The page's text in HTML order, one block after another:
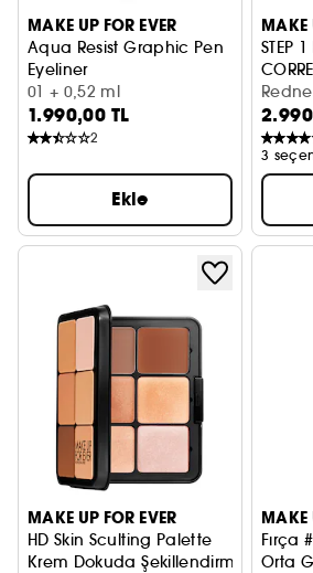
MAKE UP FOR EVER
Aqua Resist Graphic Pen
Eyeliner
01 + 0,52 ml
1.990,00 TL
2
Ekle
MAKE
STEP
Renk
3
MAKE UP FOR EVER
HD Skin Sculting Palette
Krem Dokuda Şekillendirme Paleti
MAKE
Fırça
Orta